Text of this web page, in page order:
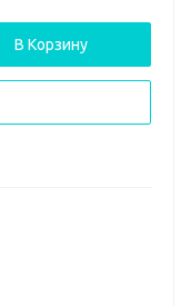
В Корзину